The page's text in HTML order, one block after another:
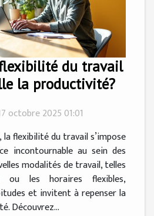
du travail
la productivité?
octobre 2025 01:01
la flexibilité du travail s’impose
incontournable au sein des
modalités de travail, telles
les horaires flexibles,
et invitent à repenser la
Découvrez...